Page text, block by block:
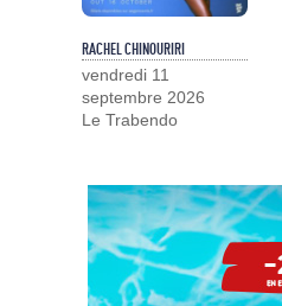
RACHEL CHINOURIRI
vendredi 11
septembre 2026
Le Trabendo